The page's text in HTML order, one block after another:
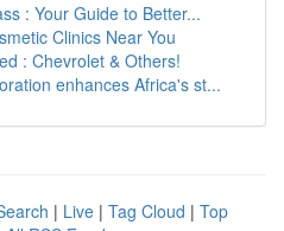
: Your Guide to Better...
Clinics Near You
: Chevrolet & Others!
enhances Africa's st...
| Live | Tag Cloud | Top